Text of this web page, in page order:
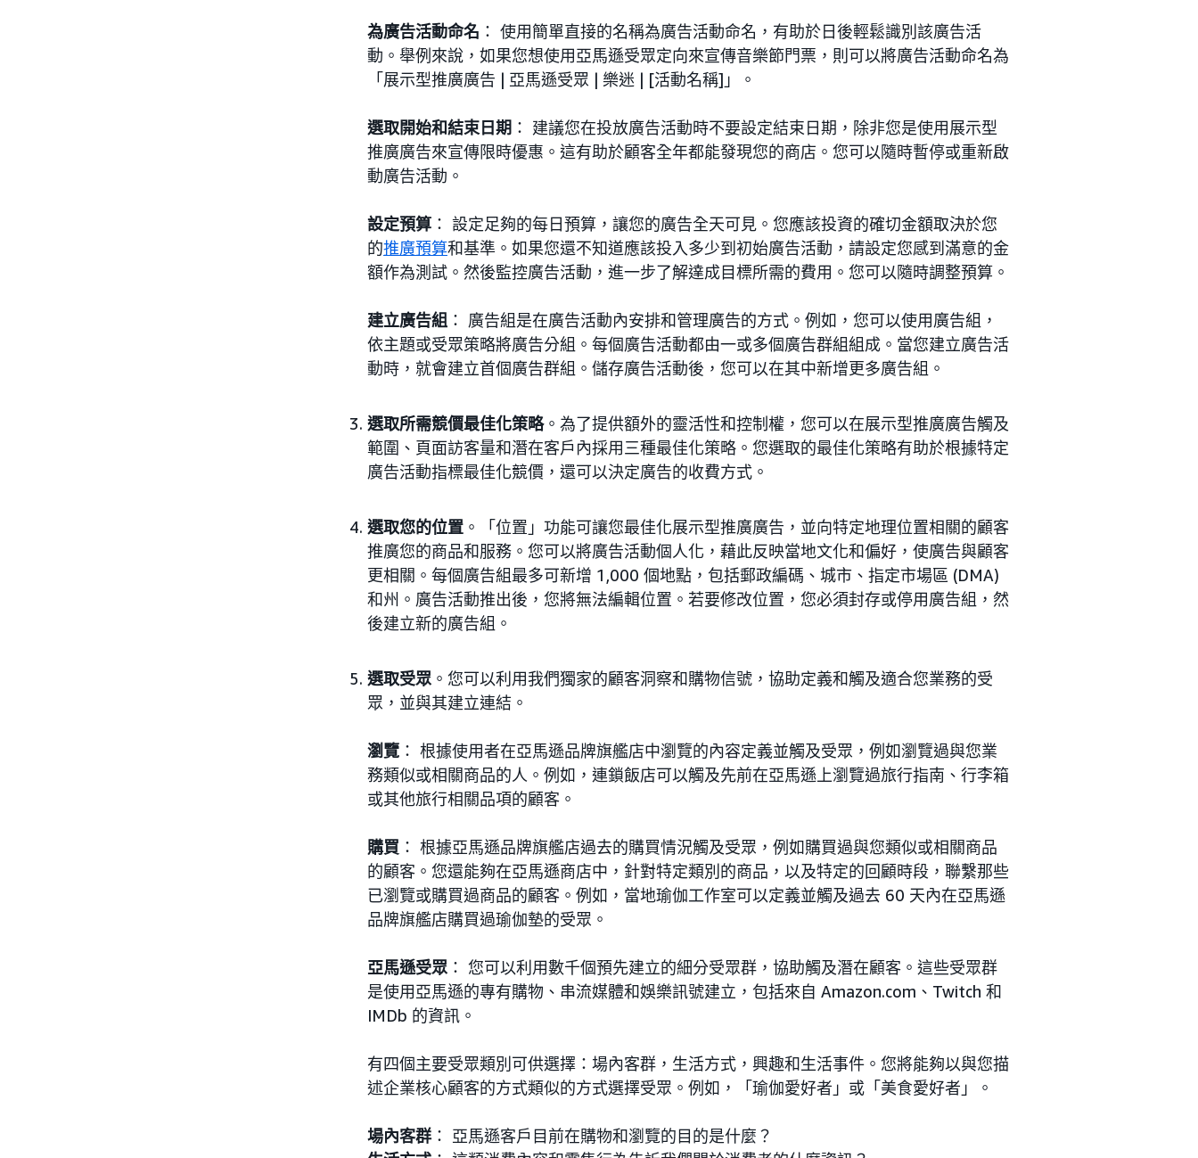
為廣告活動命名 ： 使用簡單直接的名稱為廣告活動命名，有助於日後輕鬆識別該廣告活
動。舉例來說，如果您想使用亞馬遜受眾定向來宣傳音樂節門票，則可以將廣告活動命名為
「展示型推廣廣告 | 亞馬遜受眾 | 樂迷 | [活動名稱]」。
選取開始和結束日期 ： 建議您在投放廣告活動時不要設定結束日期，除非您是使用展示型
推廣廣告來宣傳限時優惠。這有助於顧客全年都能發現您的商店。您可以隨時暫停或重新啟
動廣告活動。
設定預算 ： 設定足夠的每日預算，讓您的廣告全天可見。您應該投資的確切金額取決於您
的推廣預算和基準。如果您還不知道應該投入多少到初始廣告活動，請設定您感到滿意的金
額作為測試。然後監控廣告活動，進一步了解達成目標所需的費用。您可以隨時調整預算。
建立廣告組 ： 廣告組是在廣告活動內安排和管理廣告的方式。例如，您可以使用廣告組，
依主題或受眾策略將廣告分組。每個廣告活動都由一或多個廣告群組組成。當您建立廣告活
動時，就會建立首個廣告群組。儲存廣告活動後，您可以在其中新增更多廣告組。
選取所需競價最佳化策略。為了提供額外的靈活性和控制權，您可以在展示型推廣廣告觸及
範圍、頁面訪客量和潛在客戶內採用三種最佳化策略。您選取的最佳化策略有助於根據特定
廣告活動指標最佳化競價，還可以決定廣告的收費方式。
選取您的位置 。「位置」功能可讓您最佳化展示型推廣廣告，並向特定地理位置相關的顧客
推廣您的商品和服務。您可以將廣告活動個人化，藉此反映當地文化和偏好，使廣告與顧客
更相關。每個廣告組最多可新增 1,000 個地點，包括郵政編碼、城市、指定市場區 (DMA)
和州。廣告活動推出後，您將無法編輯位置。若要修改位置，您必須封存或停用廣告組，然
後建立新的廣告組。
選取受眾 。您可以利用我們獨家的顧客洞察和購物信號，協助定義和觸及適合您業務的受
眾，並與其建立連結。
瀏覽 ： 根據使用者在亞馬遜品牌旗艦店中瀏覽的內容定義並觸及受眾，例如瀏覽過與您業
務類似或相關商品的人。例如，連鎖飯店可以觸及先前在亞馬遜上瀏覽過旅行指南、行李箱
或其他旅行相關品項的顧客。
購買 ： 根據亞馬遜品牌旗艦店過去的購買情況觸及受眾，例如購買過與您類似或相關商品
的顧客。您還能夠在亞馬遜商店中，針對特定類別的商品，以及特定的回顧時段，聯繫那些
已瀏覽或購買過商品的顧客。例如，當地瑜伽工作室可以定義並觸及過去 60 天內在亞馬遜
品牌旗艦店購買過瑜伽墊的受眾。
亞馬遜受眾 ： 您可以利用數千個預先建立的細分受眾群，協助觸及潛在顧客。這些受眾群
是使用亞馬遜的專有購物、串流媒體和娛樂訊號建立，包括來自 Amazon.com、Twitch 和
IMDb 的資訊。
有四個主要受眾類別可供選擇：場內客群，生活方式，興趣和生活事件。您將能夠以與您描
述企業核心顧客的方式類似的方式選擇受眾。例如，「瑜伽愛好者」或「美食愛好者」。
場內客群 ： 亞馬遜客戶目前在購物和瀏覽的目的是什麼？